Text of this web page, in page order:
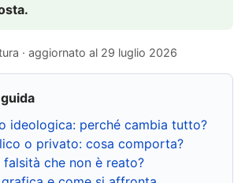
· aggiornato al 29 luglio 2026
ideologica: perché cambia tutto?
o privato: cosa comporta?
falsità che non è reato?